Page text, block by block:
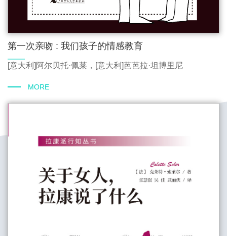
第一次亲吻 : 我们孩子的情感教育
[意大利]阿尔贝托·佩莱，[意大利]芭芭拉·坦博里尼
MORE